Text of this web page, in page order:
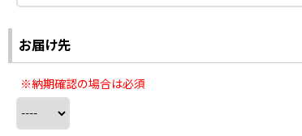
お届け先
※納期確認の場合は必須